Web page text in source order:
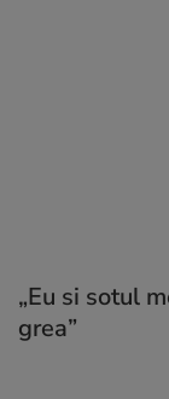
„Eu si sotul
grea”